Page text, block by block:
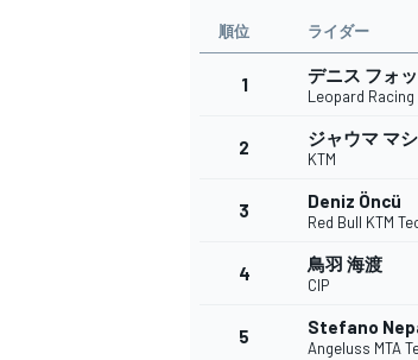
スーパーGT
順位 ライダー
1 デニス フォ
Leopard Racing
2 ジャウマ マ
KTM
3 Deniz Öncü
Red Bull KTM
4 鳥羽 海渡
CIP
5 Stefano
Angeluss MTA